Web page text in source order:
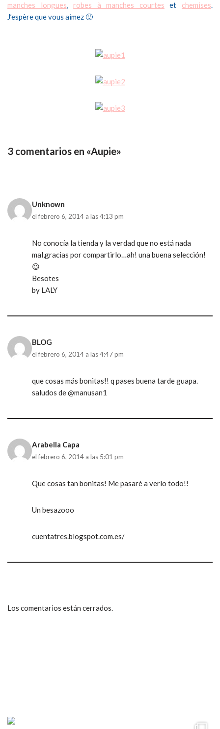
manches longues, robes à manches courtes et chemises.
J’espère que vous aimez 🙂
3 comentarios en «Aupie»
Unknown
el febrero 6, 2014 a las 4:13 pm
No conocía la tienda y la verdad que no está nada
mal,gracias por compartirlo…ah! una buena selección!
😉
Besotes
by LALY
BLOG
el febrero 6, 2014 a las 4:47 pm
que cosas más bonitas!! q pases buena tarde guapa.
saludos de @manusan1
Arabella Capa
el febrero 6, 2014 a las 5:01 pm
Que cosas tan bonitas! Me pasaré a verlo todo!!
Un besazooo
cuentatres.blogspot.com.es/
Los comentarios están cerrados.